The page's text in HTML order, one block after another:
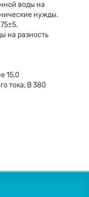
воды на
нужды.
на разность
15,0
тока, В 380